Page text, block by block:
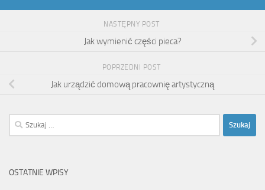
NASTĘPNY POST
Jak wymienić części pieca?
POPRZEDNI POST
Jak urządzić domową pracownię artystyczną
Szukaj:
OSTATNIE WPISY